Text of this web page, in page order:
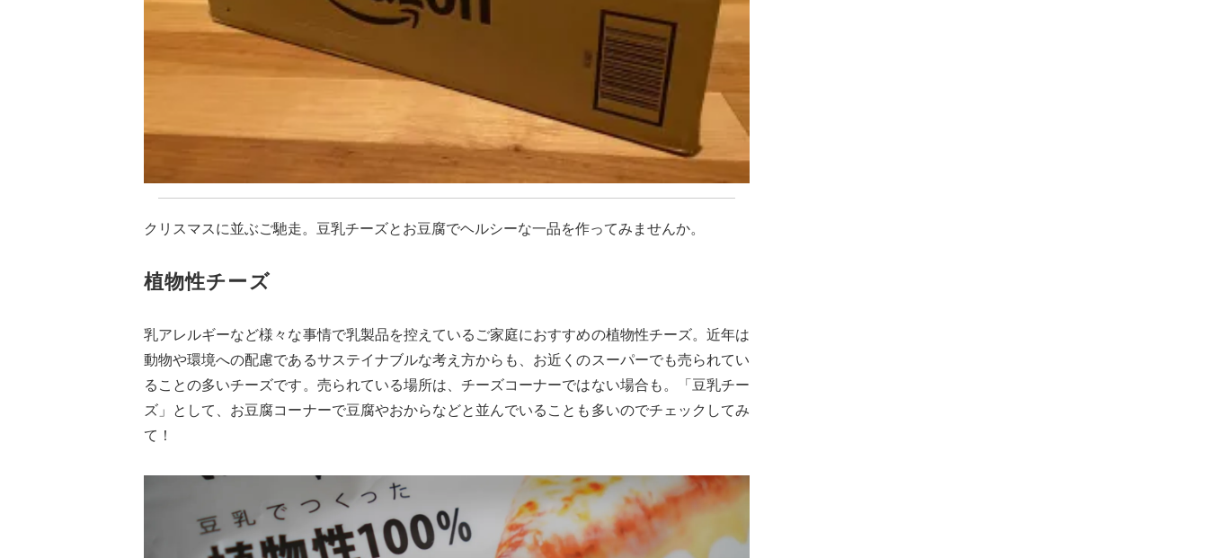
クリスマスに並ぶご馳走。豆乳チーズとお豆腐でヘルシーな一品を作ってみませんか。
植物性チーズ
乳アレルギーなど様々な事情で乳製品を控えているご家庭におすすめの植物性チーズ。近年は
動物や環境への配慮であるサステイナブルな考え方からも、お近くのスーパーでも売られてい
ることの多いチーズです。売られている場所は、チーズコーナーではない場合も。「豆乳チー
ズ」として、お豆腐コーナーで豆腐やおからなどと並んでいることも多いのでチェックしてみ
て！